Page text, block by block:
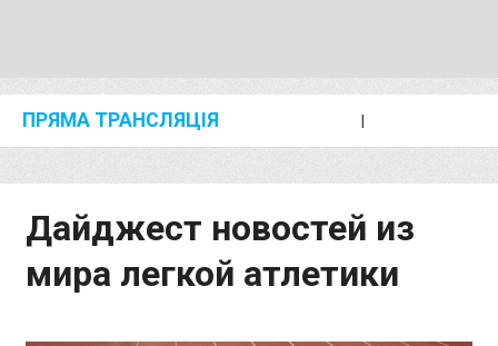
ПРЯМА ТРАНСЛЯЦІЯ I
Дайджест новостей из
мира легкой атлетики